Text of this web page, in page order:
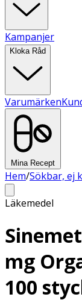
Kampanjer
Kloka Råd
Varumärken
Mina Recept
Hem/Sökbar, ej
Läkemedel
mg
100